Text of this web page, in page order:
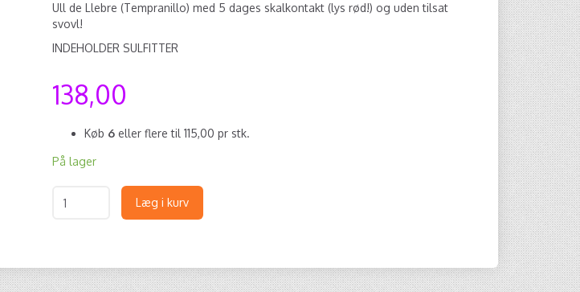
Ull de Llebre (Tempranillo) med 5 dages skalkontakt (lys rød!) og uden tilsat
svovl!
INDEHOLDER SULFITTER
138,00
Køb 6 eller flere til 115,00 pr stk.
På lager
Læg i kurv